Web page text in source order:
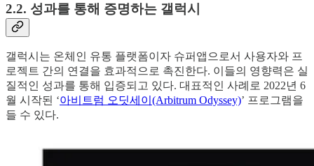
2.2. 성과를 통해 증명하는 갤럭시
갤럭시는 온체인 유통 플랫폼이자 슈퍼앱으로서 사용자와 프
로젝트 간의 연결을 효과적으로 촉진한다. 이들의 영향력은 실
질적인 성과를 통해 입증되고 있다. 대표적인 사례로 2022년 6
월 시작된 ‘아비트럼 오딧세이(Arbitrum Odyssey)’ 프로그램을
들 수 있다.